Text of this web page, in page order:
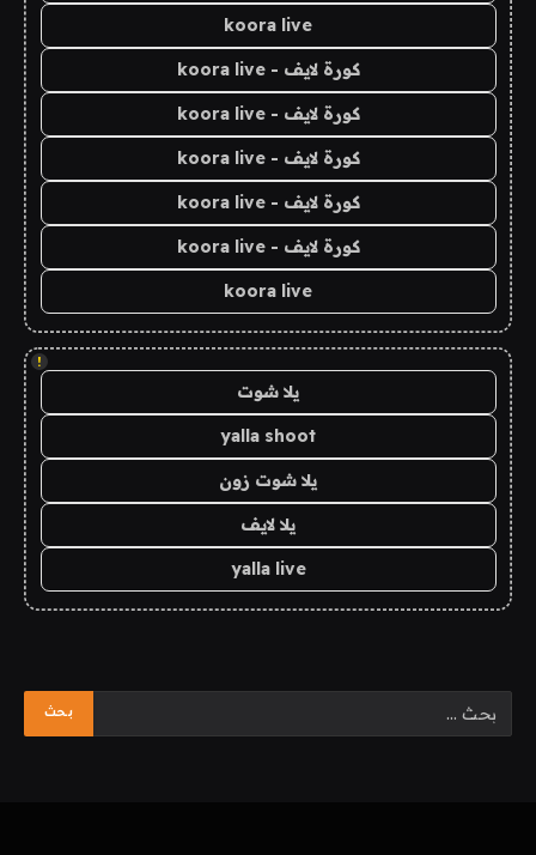
koora live
كورة لايف - koora live
كورة لايف - koora live
كورة لايف - koora live
كورة لايف - koora live
كورة لايف - koora live
koora live
!
يلا شوت
yalla shoot
يلا شوت زون
يلا لايف
yalla live